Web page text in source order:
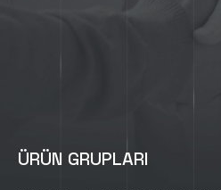
ÜRÜN GRUPLARI